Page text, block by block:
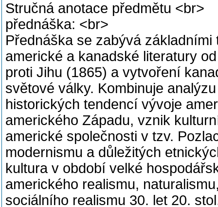
Stručná anotace předmětu <br>
přednáška: <br>
Přednáška se zabývá
americké a kanadské literatury
proti Jihu (1865) a vytvoření
světové války. Kombinuje
historických tendencí vývoje
amerického Západu, vznik
americké společnosti v tzv.
modernismu a důležitých
kultura v období velké
amerického realismu,
sociálního realismu 30. let 20.